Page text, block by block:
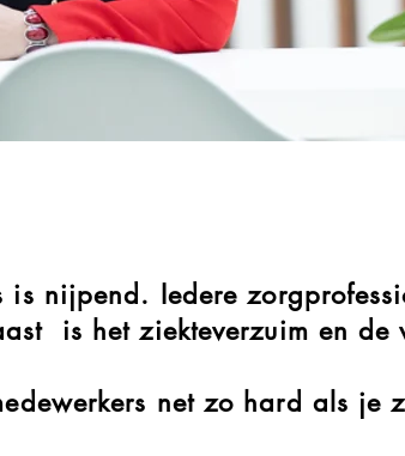
is nijpend. Iedere
is het ziekteverzuim en de
net zo hard als je